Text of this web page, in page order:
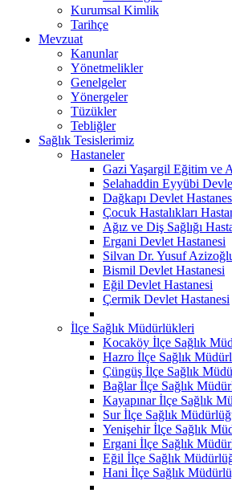
Kurumsal Kimlik
Tarihçe
Mevzuat
Kanunlar
Yönetmelikler
Genelgeler
Yönergeler
Tüzükler
Tebliğler
Sağlık Tesislerimiz
Hastaneler
Gazi Yaşargil Eğitim ve
Selahaddin Eyyübi
Dağkapı Devlet
Çocuk Hastalıkları
Ağız ve Diş Sağlığı
Ergani Devlet Hastanesi
Silvan Dr. Yusuf
Bismil Devlet Hastanesi
Eğil Devlet Hastanesi
Çermik Devlet Hastanesi
İlçe Sağlık Müdürlükleri
Kocaköy İlçe Sağlık
Hazro İlçe Sağlık
Çüngüş İlçe Sağlık
Bağlar İlçe Sağlık
Kayapınar İlçe Sağlık
Sur İlçe Sağlık
Yenişehir İlçe Sağlık
Ergani İlçe Sağlık
Eğil İlçe Sağlık
Hani İlçe Sağlık